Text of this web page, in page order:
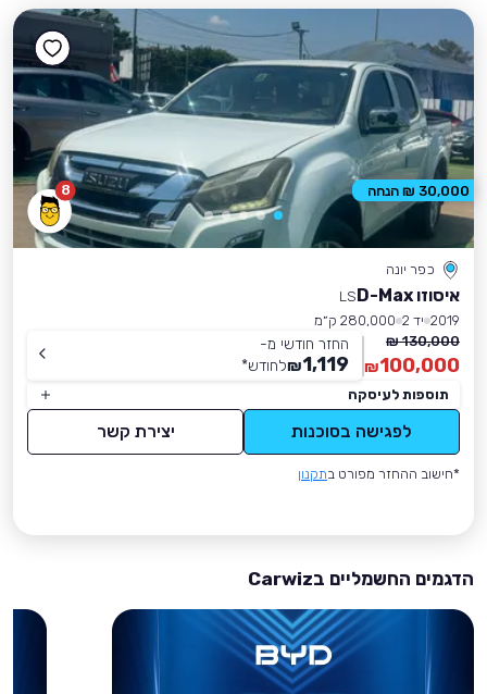
8
כפר יונה
איסוזו D-Max
LS
2019 יד 2
280,000 ק״מ
130,000 ₪
100,000
₪
החזר חודשי מ-
1,119
₪לחודש*
תוספות לעיסקה
לפגישה בסוכנות יצירת קשר
*חישוב ההחזר מפורט בתקנון
30,000 ₪ הנחה
הדגמים החשמליים בCarwiz